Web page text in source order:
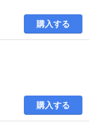
購入する
購入する